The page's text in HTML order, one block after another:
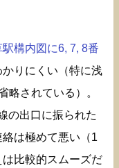
構内図に6, 7, 8番
りにくい（特に浅
略されている）。
の出口に振られた
は極めて悪い（1
比較的スムーズだ